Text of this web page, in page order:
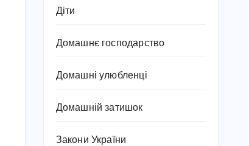
Діти
Домашнє господарство
Домашні улюбленці
Домашній затишок
Закони України